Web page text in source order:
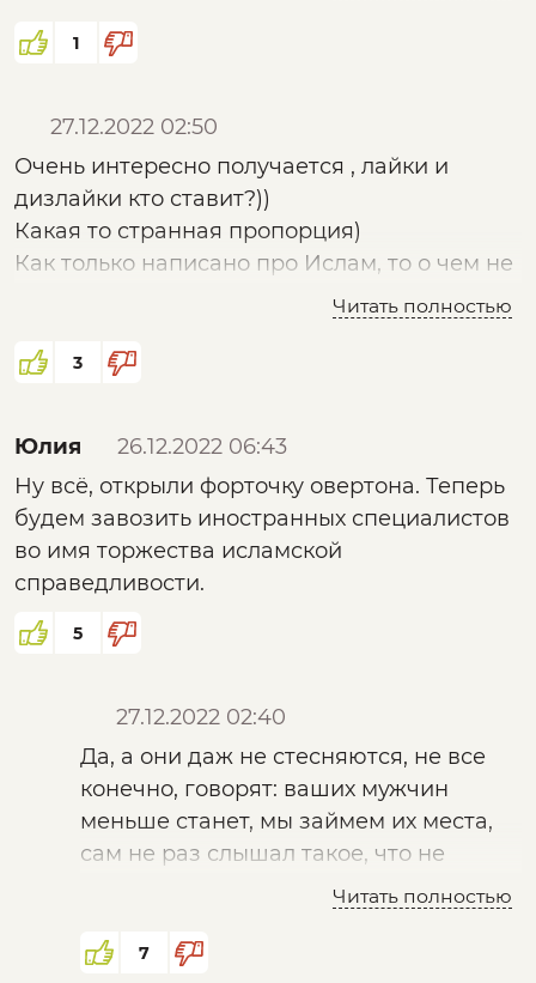
все щели зомбиящика табора таракянов,
ноосфере планеты Земля.
1
27.12.2022 02:50
Очень интересно получается , лайки и
дизлайки кто ставит?))
Какая то странная пропорция)
Как только написано про Ислам, то о чем не
удобно говорить, сразу летят дизлайки))
самом деле твориться, не надо пропихивать
Боты?!)
Что то странное с оценками, товагищи!
Читать полностью
3
Юлия
26.12.2022 06:43
Ну всё, открыли форточку овертона. Теперь
будем завозить иностранных специалистов
во имя торжества исламской
справедливости.
5
27.12.2022 02:40
Да, а они даж не стесняются, не все
конечно, говорят: ваших мужчин
меньше станет, мы займем их места,
сам не раз слышал такое, что не
молчит ждут , мечтают об этом .
Читать полностью
7